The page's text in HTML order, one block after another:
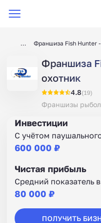
Франшиза Fish Hunter
Франшиза
охотник
4.8(19)
Франшизы
Инвестиции
С учётом
600 000 ₽
Чистая прибыль
Средний показатель
80 000 ₽
ПОЛУЧИТЬ